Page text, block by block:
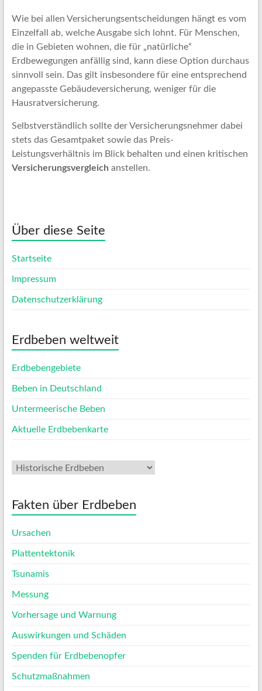
Wie bei allen Versicherungsentscheidungen hängt es vom
Einzelfall ab, welche Ausgabe sich lohnt. Für Menschen,
die in Gebieten wohnen, die für „natürliche“
Erdbewegungen anfällig sind, kann diese Option durchaus
sinnvoll sein. Das gilt insbesondere für eine entsprechend
angepasste Gebäudeversicherung, weniger für die
Hausratversicherung.
Selbstverständlich sollte der Versicherungsnehmer dabei
stets das Gesamtpaket sowie das Preis-
Leistungsverhältnis im Blick behalten und einen kritischen
Versicherungsvergleich anstellen.
Über diese Seite
Startseite
Impressum
Datenschutzerklärung
Erdbeben weltweit
Erdbebengebiete
Beben in Deutschland
Untermeerische Beben
Aktuelle Erdbebenkarte
Fakten über Erdbeben
Ursachen
Plattentektonik
Tsunamis
Messung
Vorhersage und Warnung
Auswirkungen und Schäden
Spenden für Erdbebenopfer
Schutzmaßnahmen